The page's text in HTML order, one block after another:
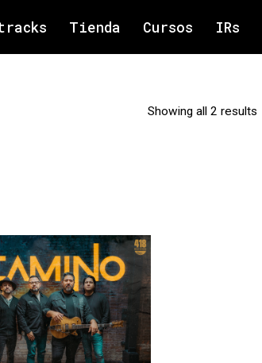
Tienda Cursos IRs
Showing all 2 results